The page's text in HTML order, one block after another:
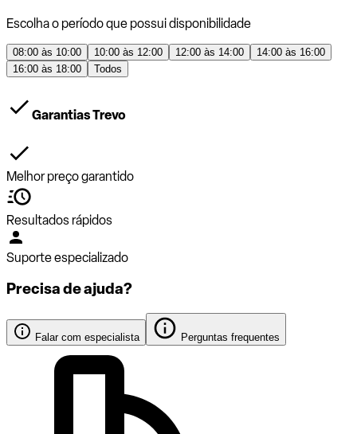
Escolha o período que possui disponibilidade
08:00 às 10:00 10:00 às 12:00 12:00 às 14:00
14:00 às 16:00
16:00 às 18:00
Todos
Garantias Trevo
Melhor preço garantido
Resultados rápidos
Suporte especializado
Precisa de ajuda?
Falar com especialista Perguntas frequentes